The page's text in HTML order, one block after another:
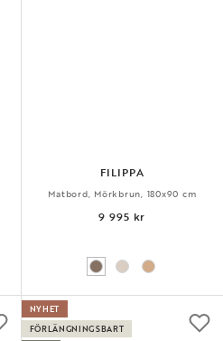
FILIPPA
Matbord, Mörkbrun, 180x90 cm
9 995 kr
NYHET
FÖRLÄNGNINGSBART